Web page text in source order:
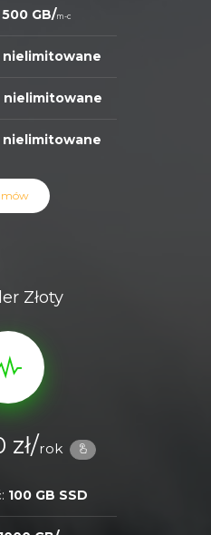
500 GB/m-c
nielimitowane
nielimitowane
nielimitowane
Złoty
zł/rok
100 GB SSD